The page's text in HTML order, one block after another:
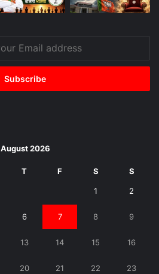
August 2026
T F S S
1 2
6 7 8 9
13 14 15 16
20 21 22 23